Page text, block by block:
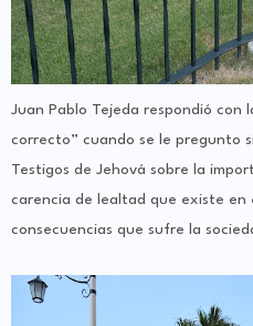
Juan Pablo Tejeda respondió con
correcto” cuando se le pregunto
Testigos de Jehová sobre la
carencia de lealtad que existe en
consecuencias que sufre la